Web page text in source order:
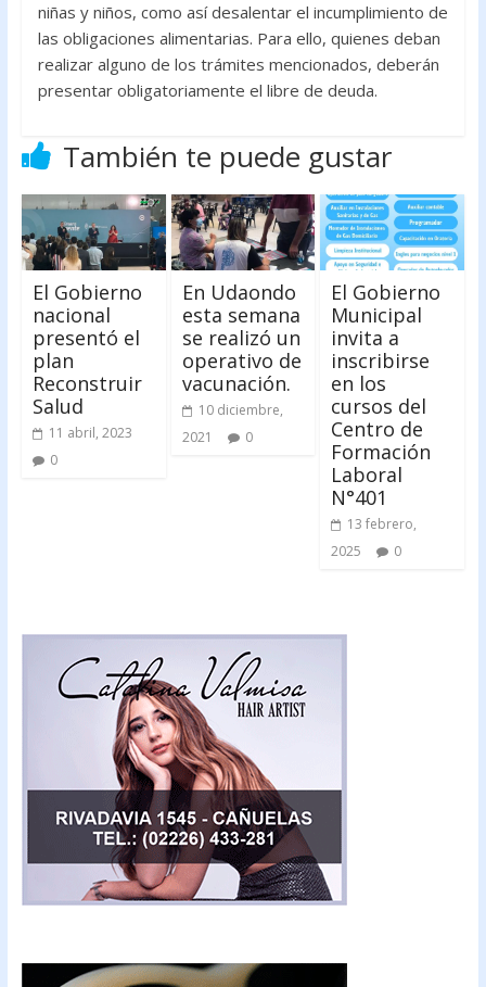
niñas y niños, como así desalentar el incumplimiento de
las obligaciones alimentarias. Para ello, quienes deban
realizar alguno de los trámites mencionados, deberán
presentar obligatoriamente el libre de deuda.
También te puede gustar
El Gobierno
nacional
presentó el
plan
Reconstruir
Salud
11 abril, 2023
0
En Udaondo
esta semana
se realizó un
operativo de
vacunación.
10 diciembre,
2021
0
El Gobierno
Municipal
invita a
inscribirse
en los
cursos del
Centro de
Formación
Laboral
N°401
13 febrero,
2025
0